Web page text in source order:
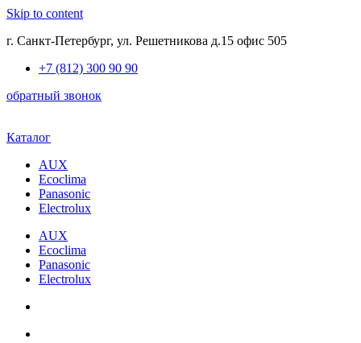
Skip to content
г. Санкт-Петербург, ул. Решетникова д.15 офис 505
+7 (812) 300 90 90
обратный звонок
Каталог
AUX
Ecoclima
Panasonic
Electrolux
AUX
Ecoclima
Panasonic
Electrolux